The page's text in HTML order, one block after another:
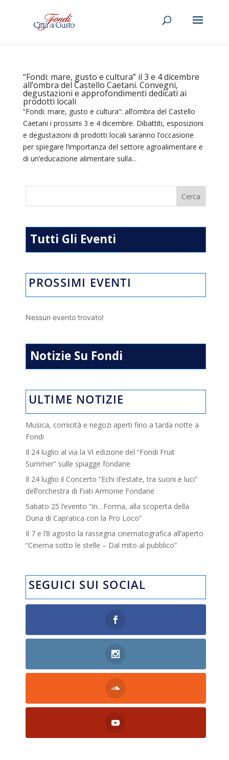
“Fondi: mare, gusto e cultura” il 3 e 4 dicembre
all’ombra del Castello Caetani. Convegni,
degustazioni e approfondimenti dedicati ai
prodotti locali
“Fondi: mare, gusto e cultura”: all’ombra del Castello
Caetani i prossimi 3 e 4 dicembre. Dibattiti, esposizioni
e degustazioni di prodotti locali saranno l’occasione
per spiegare l’importanza del settore agroalimentare e
di un’educazione alimentare sulla...
Tutti Gli Eventi
PROSSIMI EVENTI
Nessun evento trovato!
Notizie Su Fondi
ULTIME NOTIZIE
Musica, comicità e negozi aperti fino a tarda notte a
Fondi
Il 24 luglio al via la VI edizione del “Fondi Fruit
Summer” sulle spiagge fondane
Il 24 luglio il Concerto “Echi d’estate, tra suoni e luci”
dell’orchestra di Fiati Armonie Fondane
Sabato 25 l’evento “In…Forma, alla scoperta della
Duna di Capratica con la Pro Loco”
Il 7 e l’8 agosto la rassegna cinematografica all’aperto
“Cinema sotto le stelle – Dal mito al pubblico”
SEGUICI SUI SOCIAL